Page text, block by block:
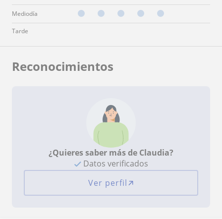
Mediodía
Tarde
Reconocimientos
¿Quieres saber más de Claudia?
Datos verificados
Ver perfil